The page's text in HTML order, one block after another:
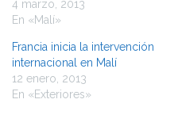
4 marzo, 2013
En «Malí»
Francia inicia la intervención
internacional en Malí
12 enero, 2013
En «Exteriores»